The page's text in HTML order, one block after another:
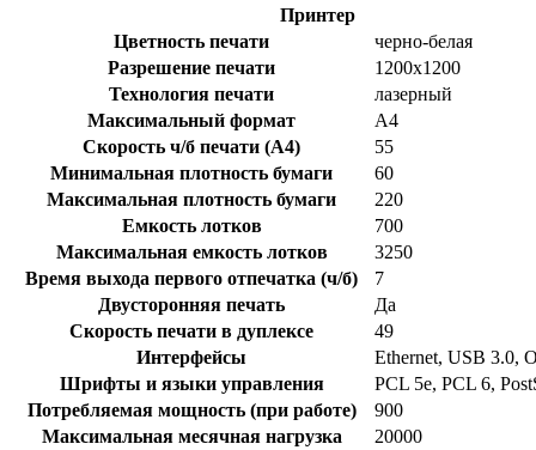
Принтер
Цветность печати
черно-белая
Разрешение печати
1200x1200
Технология печати
лазерный
Максимальный формат
A4
Скорость ч/б печати (A4)
55
Минимальная плотность бумаги
60
Максимальная плотность бумаги
220
Емкость лотков
700
Максимальная емкость лотков
3250
Время выхода первого отпечатка (ч/б)
7
Двусторонняя печать
Да
Скорость печати в дуплексе
49
Интерфейсы
Ethernet, USB 3.0,
Шрифты и языки управления
PCL 5e, PCL 6,
Потребляемая мощность (при работе)
900
Максимальная месячная нагрузка
20000